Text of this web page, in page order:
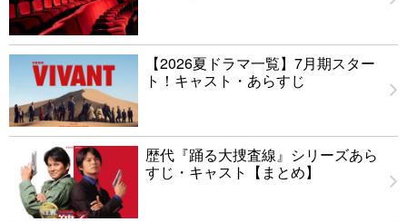
【2026夏ドラマ一覧】7月期スター
ト！キャスト・あらすじ
歴代『踊る大捜査線』シリーズあら
すじ・キャスト【まとめ】